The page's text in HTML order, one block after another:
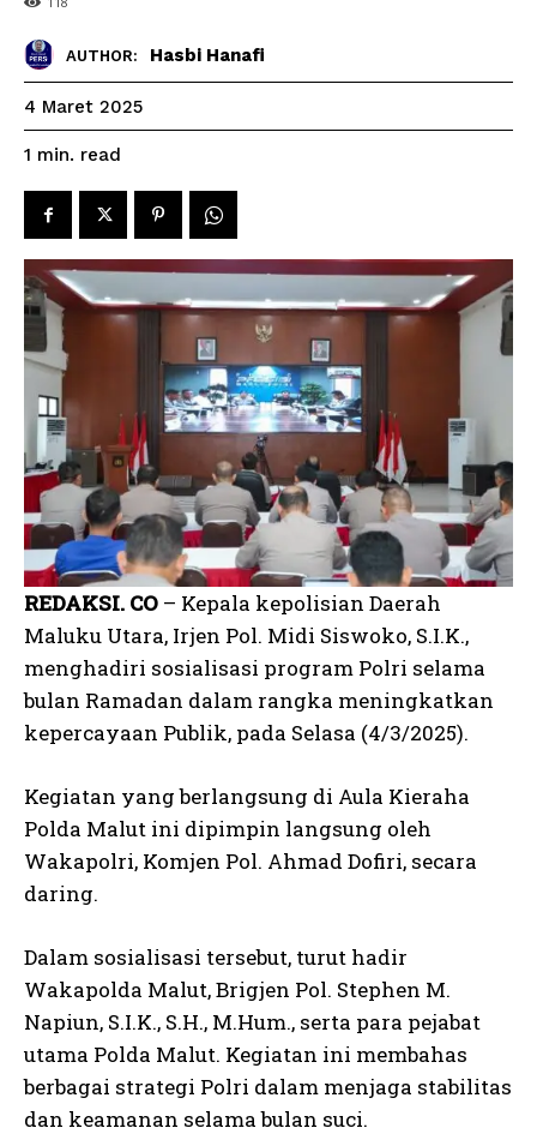
AUTHOR: Hasbi Hanafi
4 Maret 2025
1 min. read
REDAKSI. CO – Kepala kepolisian Daerah
Maluku Utara, Irjen Pol. Midi Siswoko, S.I.K.,
menghadiri sosialisasi program Polri selama
bulan Ramadan dalam rangka meningkatkan
kepercayaan Publik, pada Selasa (4/3/2025).
Kegiatan yang berlangsung di Aula Kieraha
Polda Malut ini dipimpin langsung oleh
Wakapolri, Komjen Pol. Ahmad Dofiri, secara
daring.
Dalam sosialisasi tersebut, turut hadir
Wakapolda Malut, Brigjen Pol. Stephen M.
Napiun, S.I.K., S.H., M.Hum., serta para pejabat
utama Polda Malut. Kegiatan ini membahas
berbagai strategi Polri dalam menjaga stabilitas
dan keamanan selama bulan suci.